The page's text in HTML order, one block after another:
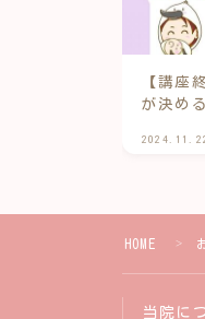
【講座
が決める
HOME ＞
当院に